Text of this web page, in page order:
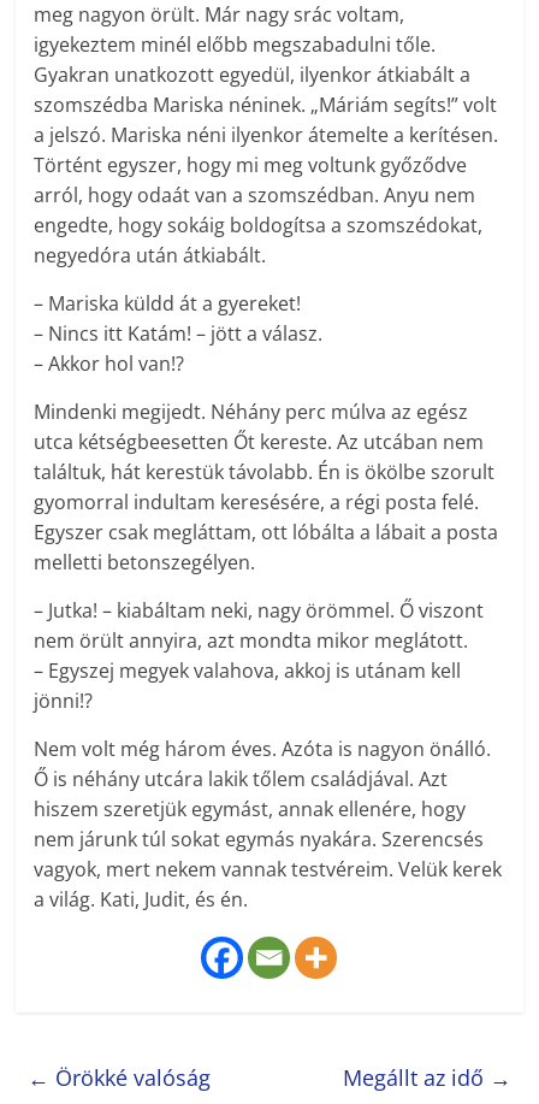
meg nagyon örült. Már nagy srác voltam,
igyekeztem minél előbb megszabadulni tőle.
Gyakran unatkozott egyedül, ilyenkor átkiabált a
szomszédba Mariska néninek. „Máriám segíts!” volt
a jelszó. Mariska néni ilyenkor átemelte a kerítésen.
Történt egyszer, hogy mi meg voltunk győződve
arról, hogy odaát van a szomszédban. Anyu nem
engedte, hogy sokáig boldogítsa a szomszédokat,
negyedóra után átkiabált.
– Mariska küldd át a gyereket!
– Nincs itt Katám! – jött a válasz.
– Akkor hol van!?
Mindenki megijedt. Néhány perc múlva az egész
utca kétségbeesetten Őt kereste. Az utcában nem
találtuk, hát kerestük távolabb. Én is ökölbe szorult
gyomorral indultam keresésére, a régi posta felé.
Egyszer csak megláttam, ott lóbálta a lábait a posta
melletti betonszegélyen.
– Jutka! – kiabáltam neki, nagy örömmel. Ő viszont
nem örült annyira, azt mondta mikor meglátott.
– Egyszej megyek valahova, akkoj is utánam kell
jönni!?
Nem volt még három éves. Azóta is nagyon önálló.
Ő is néhány utcára lakik tőlem családjával. Azt
hiszem szeretjük egymást, annak ellenére, hogy
nem járunk túl sokat egymás nyakára. Szerencsés
vagyok, mert nekem vannak testvéreim. Velük kerek
a világ. Kati, Judit, és én.
← Örökké valóság Megállt az idő →